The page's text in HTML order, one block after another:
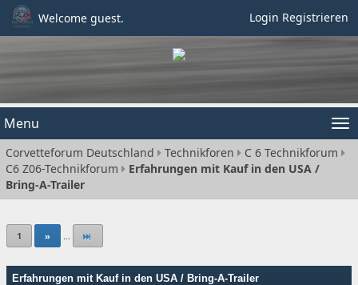
Welcome guest. Login Registrieren
Menu
Corvetteforum Deutschland Technikforen
C 6 Technikforum
C6 Z06-Technikforum
Erfahrungen mit Kauf in den USA /
Bring-A-Trailer
1 » ...
Erfahrungen mit Kauf in den USA / Bring-A-Trailer